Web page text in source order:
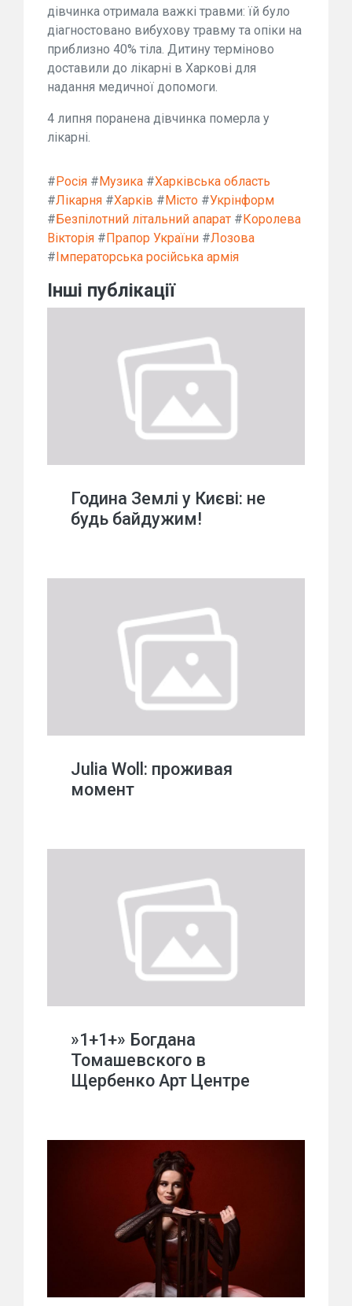
дівчинка отримала важкі травми: їй було
діагностовано вибухову травму та опіки на
приблизно 40% тіла. Дитину терміново
доставили до лікарні в Харкові для
надання медичної допомоги.
4 липня поранена дівчинка померла у
лікарні.
# Росія # Музика #Харківська область
#Лікарня #Харків # Місто #Укрінформ
# Безпілотний літальний апарат # Королева
Вікторія # Прапор України #Лозова
# Імператорська російська армія
Інші публікації
Година Землі у Києві: не
будь байдужим!
Julia Woll: проживая
момент
»1+1+» Богдана
Томашевского в
Щербенко Арт Центре